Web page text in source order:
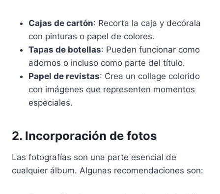
Cajas de cartón: Recorta la caja y decórala
con pinturas o papel de colores.
Tapas de botellas: Pueden funcionar como
adornos o incluso como parte del título.
Papel de revistas: Crea un collage colorido
con imágenes que representen momentos
especiales.
2. Incorporación de fotos
Las fotografías son una parte esencial de
cualquier álbum. Algunas recomendaciones son: